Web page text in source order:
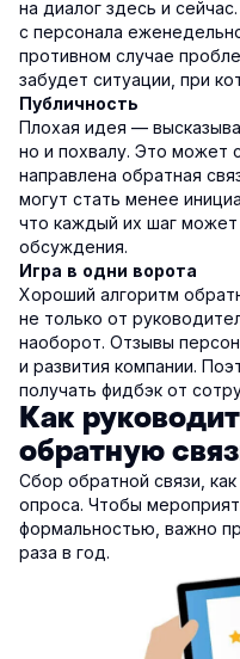
на диалог здесь и
с персонала
противном случае
забудет ситуации, при
Публичность
Плохая идея —
но и похвалу. Это может
направлена обратная
могут стать менее
что каждый их шаг
обсуждения.
Игра в одни ворота
Хороший алгоритм
не только от
наоборот. Отзывы
и развития компании.
получать фидбэк от
Как
обратную
Сбор обратной связи,
опроса. Чтобы
формальностью, важно
раза в год.